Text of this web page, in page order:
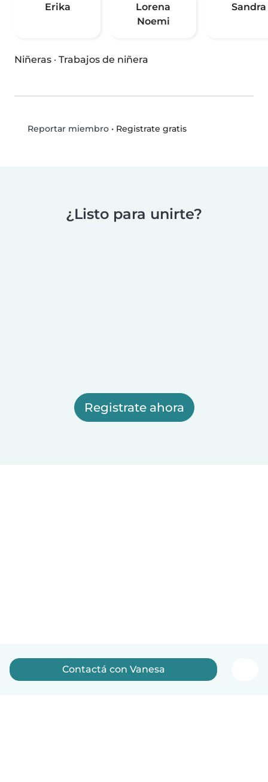
Erika
Lorena
Noemi
Sandra
Niñeras · Trabajos de niñera
Reportar miembro• Registrate gratis
¿Listo para unirte?
Registrate ahora
Contactá con Vanesa